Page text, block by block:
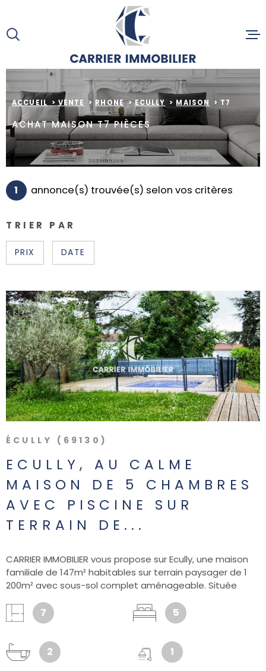
lamenu
contenu
ACCUEIL
ALERTE
NOUS
ACCUEIL VENTE RHONE ECULLY MAISON T7
ACHAT MAISON T7 PIÈCES
1 annonce(s) trouvée(s) selon vos critères
TRIER PAR
PRIX DATE
ÉCULLY (69130)
ECULLY, AU CALME
MAISON DE 5 CHAMBRES
AVEC PISCINE SUR
TERRAIN DE...
CARRIER IMMOBILIER vous propose sur Ecully, une maison
familiale de 147m² habitables sur terrain paysager de 1
200m² avec sous-sol complet aménageable. Située
cette jolie maison à ossature bois offre un cadre de vie
aussi confortable qu’économe en énergie. Vous
60m², traversante Est/Ouest, ouvrant sur deux terrasses
parfaitement exposées, idéales pour profiter des beaux
7 5
2 1
VOIR LE BIEN